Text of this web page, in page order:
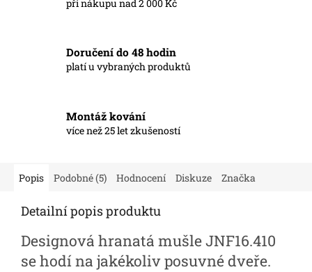
při nákupu nad 2 000 Kč
Doručení do 48 hodin
platí u vybraných produktů
Montáž kování
více než 25 let zkušeností
Popis Podobné (5) Hodnocení Diskuze Značka
Detailní popis produktu
Designová hranatá mušle JNF16.410
se hodí na jakékoliv posuvné dveře.